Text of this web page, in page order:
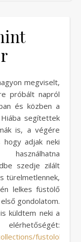
próbált napról
és közben a
segítettek
is, a végére
adjak neki
szedje zilált
türelmetlennek,
lelkes füstölő
gondolatom.
küldtem neki a
fustolok